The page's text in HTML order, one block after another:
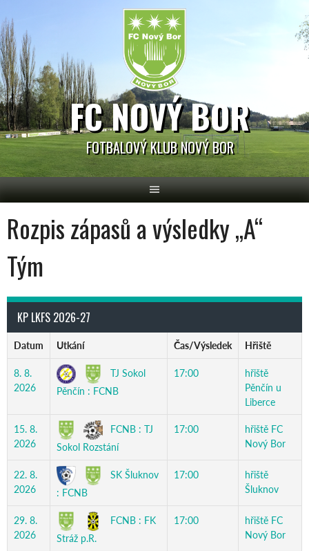
to
content
FC NOVÝ BOR
FOTBALOVÝ KLUB NOVÝ BOR
Rozpis zápasů a výsledky „A“
Tým
KP LKFS 2026-27
Datum Utkání Čas/Výsledek Hřiště
8. 8.
2026
TJ Sokol
Pěnčín : FCNB
17:00
hřiště
Pěnčín u
Liberce
15. 8.
2026
FCNB : TJ
Sokol Rozstání
17:00
hřiště FC
Nový Bor
22. 8.
2026
SK Šluknov
: FCNB
17:00
hřiště
Šluknov
29. 8.
2026
FCNB : FK
Stráž p.R.
17:00
hřiště FC
Nový Bor